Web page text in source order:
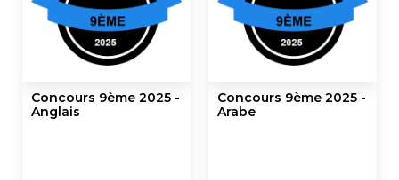
Concours 9ème 2025 -
Anglais
Concours 9ème 2025 -
Arabe